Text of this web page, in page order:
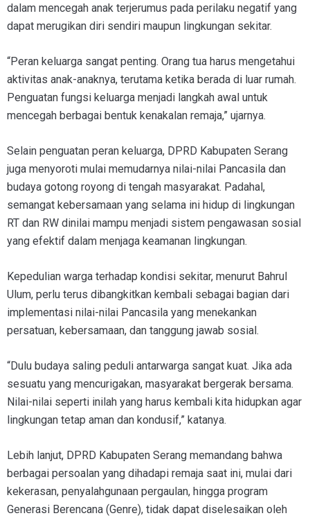
dalam mencegah anak terjerumus pada perilaku negatif yang
dapat merugikan diri sendiri maupun lingkungan sekitar.
“Peran keluarga sangat penting. Orang tua harus mengetahui
aktivitas anak-anaknya, terutama ketika berada di luar rumah.
Penguatan fungsi keluarga menjadi langkah awal untuk
mencegah berbagai bentuk kenakalan remaja,” ujarnya.
Selain penguatan peran keluarga, DPRD Kabupaten Serang
juga menyoroti mulai memudarnya nilai-nilai Pancasila dan
budaya gotong royong di tengah masyarakat. Padahal,
semangat kebersamaan yang selama ini hidup di lingkungan
RT dan RW dinilai mampu menjadi sistem pengawasan sosial
yang efektif dalam menjaga keamanan lingkungan.
Kepedulian warga terhadap kondisi sekitar, menurut Bahrul
Ulum, perlu terus dibangkitkan kembali sebagai bagian dari
implementasi nilai-nilai Pancasila yang menekankan
persatuan, kebersamaan, dan tanggung jawab sosial.
“Dulu budaya saling peduli antarwarga sangat kuat. Jika ada
sesuatu yang mencurigakan, masyarakat bergerak bersama.
Nilai-nilai seperti inilah yang harus kembali kita hidupkan agar
lingkungan tetap aman dan kondusif,” katanya.
Lebih lanjut, DPRD Kabupaten Serang memandang bahwa
berbagai persoalan yang dihadapi remaja saat ini, mulai dari
kekerasan, penyalahgunaan pergaulan, hingga program
Generasi Berencana (Genre), tidak dapat diselesaikan oleh